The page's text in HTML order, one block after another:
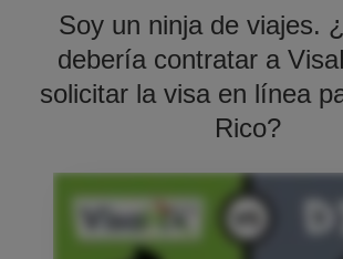
Soy un ninja de viajes.
debería contratar a
solicitar la visa en línea
Rico?